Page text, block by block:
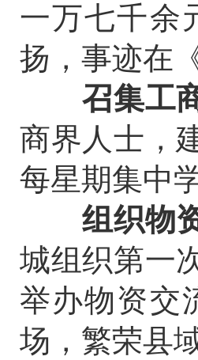
一万七千余
扬，事迹在
召集工
商界人士，
每星期集中
组织物
城组织第一
举办物资交
场，繁荣县